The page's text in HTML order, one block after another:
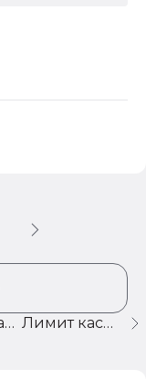
Лимит кассы
Исполнительный лист. Подскажите. ЗУП 8.1, рел. 2.5.121